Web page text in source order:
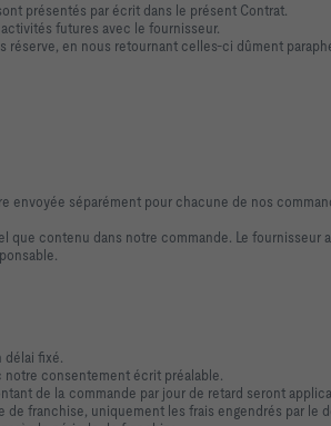
présentés par écrit dans le présent Contrat.
futures avec le fournisseur.
en nous retournant celles-ci dûment
séparément pour chacune de nos
contenu dans notre commande. Le
délai fixé.
notre consentement écrit préalable.
de la commande par jour de retard seront
franchise, uniquement les frais engendrés par le